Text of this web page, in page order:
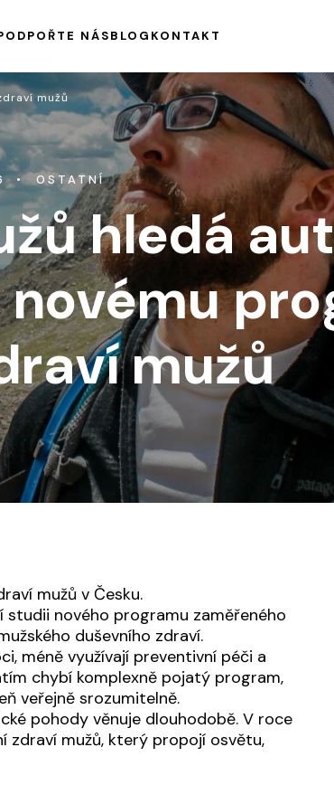
NÁSBLOG KONTAKT
mužů
OSTATNÍ
hledá
mužů
mužů v Česku.
nového programu zaměřeného
duševního zdraví.
méně využívají preventivní péči a
chybí komplexně pojatý program,
veřejně srozumitelně.
pohody věnuje dlouhodobě. V roce
mužů, který propojí osvětu,